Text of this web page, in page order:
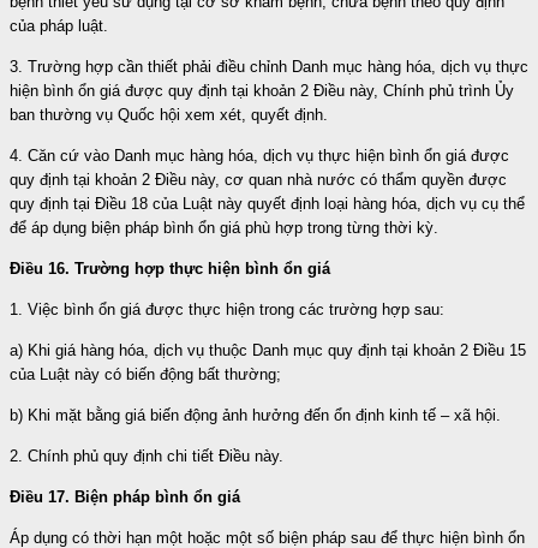
của pháp luật.
3. Trường hợp cần thiết phải điều chỉnh Danh mục hàng hóa, dịch vụ thực
hiện bình ổn giá được quy định tại khoản 2 Điều này, Chính phủ trình Ủy
ban thường vụ Quốc hội xem xét, quyết định.
4. Căn cứ vào Danh mục hàng hóa, dịch vụ thực hiện bình ổn giá được
quy định tại khoản 2 Điều này, cơ quan nhà nước có thẩm quyền được
quy định tại Điều 18 của Luật này quyết định loại hàng hóa, dịch vụ cụ thể
để áp dụng biện pháp bình ổn giá phù hợp trong từng thời kỳ.
Điều 16. Trường hợp thực hiện bình ổn giá
1. Việc bình ổn giá được thực hiện trong các trường hợp sau:
a) Khi giá hàng hóa, dịch vụ thuộc Danh mục quy định tại khoản 2 Điều 15
của Luật này có biến động bất thường;
b) Khi mặt bằng giá biến động ảnh hưởng đến ổn định kinh tế – xã hội.
2. Chính phủ quy định chi tiết Điều này.
Điều 17. Biện pháp bình ổn giá
Áp dụng có thời hạn một hoặc một số biện pháp sau để thực hiện bình ổn